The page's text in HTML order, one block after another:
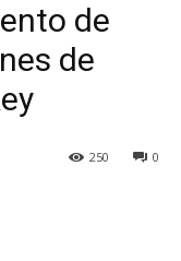
de
de
0
250